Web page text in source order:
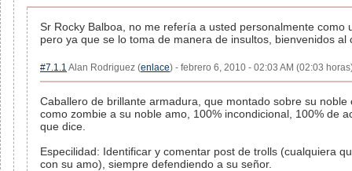
Sr Rocky Balboa, no me refería a usted personalmente como
pero ya que se lo toma de manera de insultos, bienvenidos al
#7.1.1 Alan Rodriguez (enlace) - febrero 6, 2010 - 02:03 AM (02:03
Caballero de brillante armadura, que montado sobre su noble
como zombie a su noble amo, 100% incondicional, 100% de
que dice.
Especilidad: Identificar y comentar post de trolls (cualquiera
con su amo), siempre defendiendo a su señor.